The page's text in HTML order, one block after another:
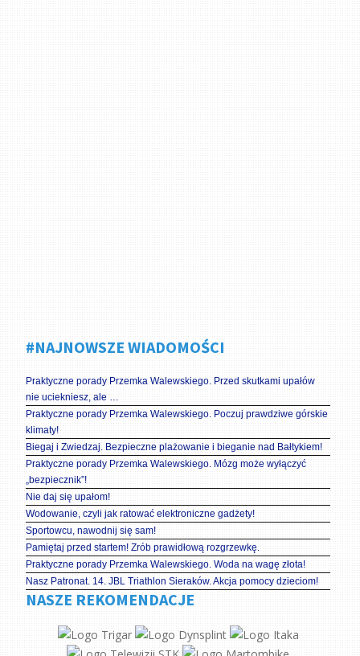
#NAJNOWSZE WIADOMOŚCI
Praktyczne porady Przemka Walewskiego. Przed skutkami upałów
nie uciekniesz, ale …
Praktyczne porady Przemka Walewskiego. Poczuj prawdziwe górskie
klimaty!
Biegaj i Zwiedzaj. Bezpieczne plażowanie i bieganie nad Bałtykiem!
Praktyczne porady Przemka Walewskiego. Mózg może wyłączyć
„bezpiecznik”!
Nie daj się upałom!
Wodowanie, czyli jak ratować elektroniczne gadżety!
Sportowcu, nawodnij się sam!
Pamiętaj przed startem! Zrób prawidłową rozgrzewkę.
Praktyczne porady Przemka Walewskiego. Woda na wagę złota!
Nasz Patronat. 14. JBL Triathlon Sieraków. Akcja pomocy dzieciom!
NASZE REKOMENDACJE